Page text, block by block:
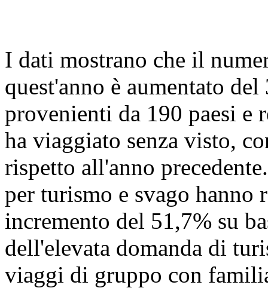
I dati mostrano che il
quest'anno è aumentato
provenienti da 190 paesi e
ha viaggiato senza visto,
rispetto all'anno
per turismo e svago hanno
incremento del 51,7% su
dell'elevata domanda di
viaggi di gruppo con